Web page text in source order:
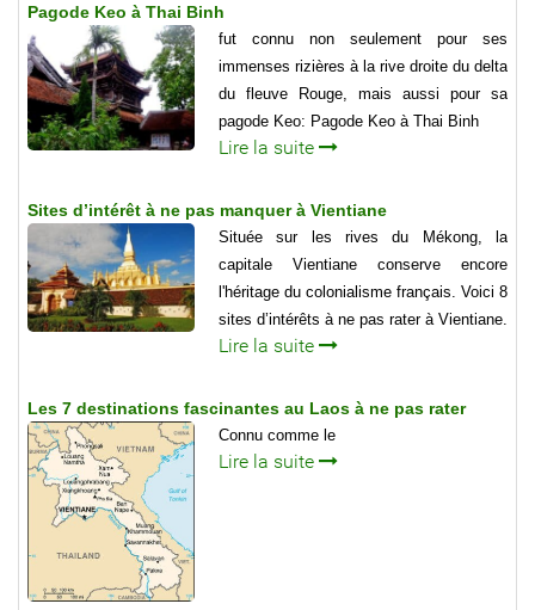
Pagode Keo à Thai Binh
fut connu non seulement pour ses
immenses rizières à la rive droite du delta
du fleuve Rouge, mais aussi pour sa
pagode Keo: Pagode Keo à Thai Binh
Lire la suite
Sites d’intérêt à ne pas manquer à Vientiane
Située sur les rives du Mékong, la
capitale Vientiane conserve encore
l'héritage du colonialisme français. Voici 8
sites d’intérêts à ne pas rater à Vientiane.
Lire la suite
Les 7 destinations fascinantes au Laos à ne pas rater
Connu comme le
Lire la suite